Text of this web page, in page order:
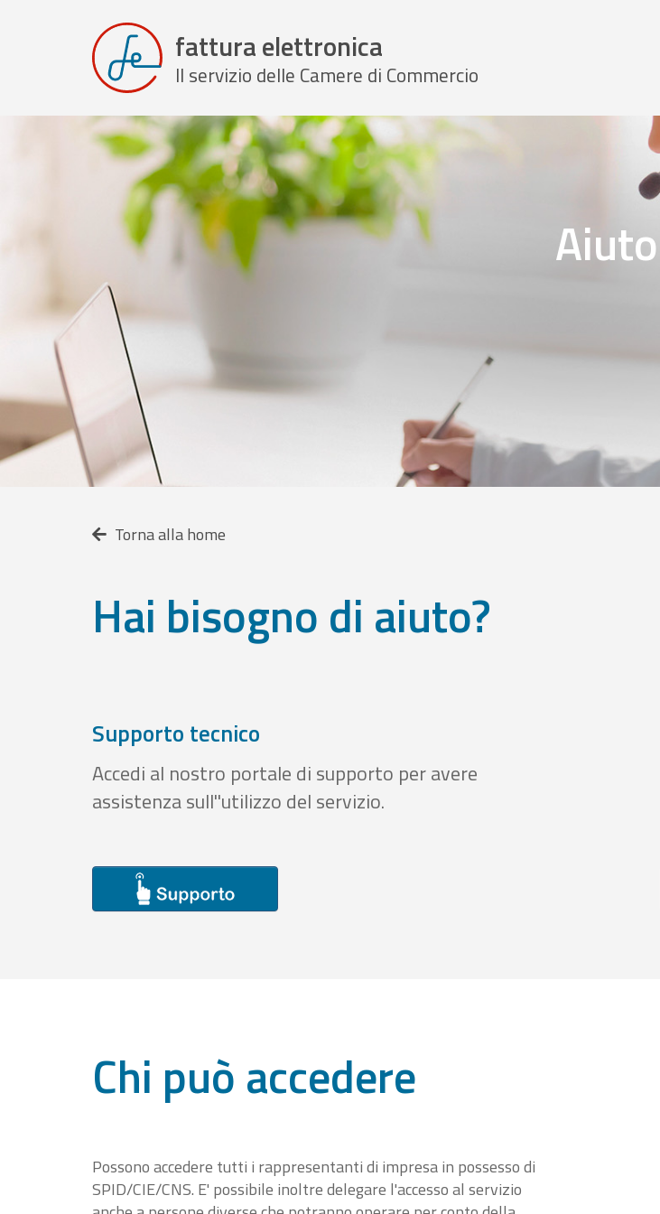
fattura elettronica
Il servizio delle Camere di Commercio
Aiuto
Torna alla home
Hai bisogno di aiuto?
Supporto tecnico
Accedi al nostro portale di supporto per avere
assistenza sull''utilizzo del servizio.
Chi può accedere
Possono accedere tutti i rappresentanti di impresa in possesso di
SPID/CIE/CNS. E' possibile inoltre delegare l'accesso al servizio